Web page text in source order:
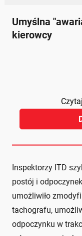
Umyślna
kierowcy
Inspektorzy ITD
postój i
umożliwiło
tachografu,
odpoczynku w